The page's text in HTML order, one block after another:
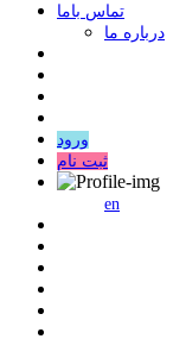
ﺗﻤﺎﺱ ﺑﺎﻣﺎ
درباره ما
ورود
ثبت نام
en